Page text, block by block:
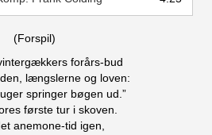
(Forspil)
forårs-bud
længslerne og loven:
springer bøgen ud.”
første tur i skoven.
anemone-tid igen,